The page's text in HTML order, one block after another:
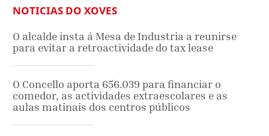
NOTICIAS DO XOVES
O alcalde insta á Mesa de Industria a reunirse
para evitar a retroactividade do tax lease
O Concello aporta 656.039 para financiar o
comedor, as actividades extraescolares e as
aulas matinais dos centros públicos